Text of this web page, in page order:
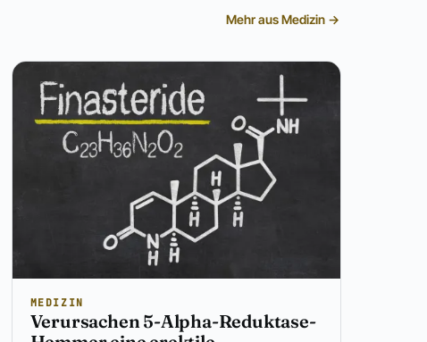
Mehr aus Medizin →
MEDIZIN
Verursachen 5-Alpha-Reduktase-